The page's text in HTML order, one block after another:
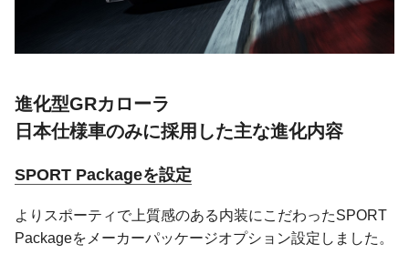
進化型GRカローラ
日本仕様車のみに採用した主な進化内容
SPORT Packageを設定
よりスポーティで上質感のある内装にこだわったSPORT
Packageをメーカーパッケージオプション設定しました。